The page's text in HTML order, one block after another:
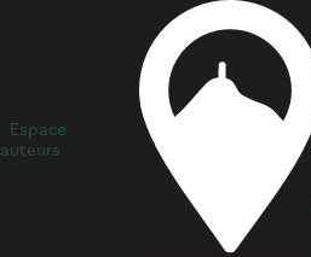
Espace
auteurs